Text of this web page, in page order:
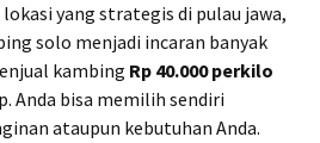
yang strategis di pulau jawa,
solo menjadi incaran banyak
kambing Rp 40.000 perkilo
Anda bisa memilih sendiri
ataupun kebutuhan Anda.